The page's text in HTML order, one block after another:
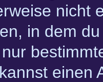
nicht
in dem
einen